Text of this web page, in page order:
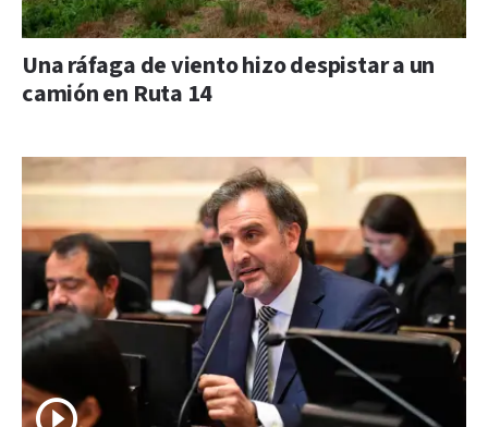
Una ráfaga de viento hizo despistar a un
camión en Ruta 14